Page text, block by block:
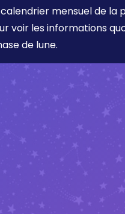
mensuel de la
voir les informations
de lune.